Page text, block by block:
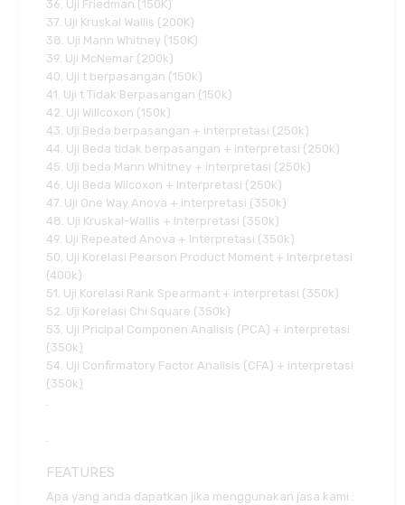
36. Uji Friedman (150K)
37. Uji Kruskal Wallis (200K)
38. Uji Mann Whitney (150K)
39. Uji McNemar (200k)
40. Uji t berpasangan (150k)
41. Uji t Tidak Berpasangan (150k)
42. Uji Willcoxon (150k)
43. Uji Beda berpasangan + interpretasi (250k)
44. Uji Beda tidak berpasangan + interpretasi (250k)
45. Uji beda Mann Whitney + interpretasi (250k)
46. Uji Beda Wilcoxon + Interpretasi (250k)
47. Uji One Way Anova + interpretasi (350k)
48. Uji Kruskal-Wallis + Interpretasi (350k)
49. Uji Repeated Anova + Interpretasi (350k)
50. Uji Korelasi Pearson Product Moment + Interpretasi
(400k)
51. Uji Korelasi Rank Spearmant + interpretasi (350k)
52. Uji Korelasi Chi Square (350k)
53. Uji Pricipal Componen Analisis (PCA) + interpretasi
(350k)
54. Uji Confirmatory Factor Analisis (CFA) + interpretasi
(350k)
.
.
FEATURES
Apa yang anda dapatkan jika menggunakan jasa kami :